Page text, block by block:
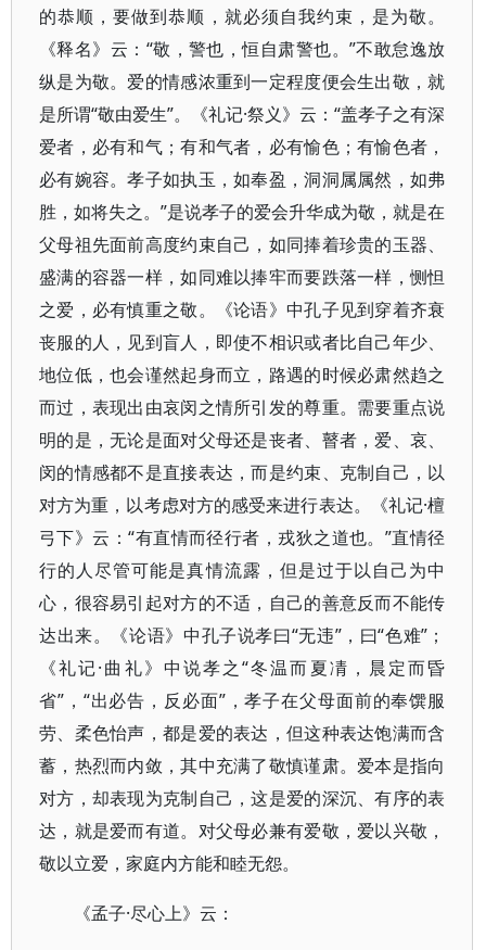
的恭顺，要做到恭顺，就必须自我约束，是为敬。
《释名》云：“敬，警也，恒自肃警也。”不敢怠逸放
纵是为敬。爱的情感浓重到一定程度便会生出敬，就
是所谓“敬由爱生”。《礼记·祭义》云：“盖孝子之有深
爱者，必有和气；有和气者，必有愉色；有愉色者，
必有婉容。孝子如执玉，如奉盈，洞洞属属然，如弗
胜，如将失之。”是说孝子的爱会升华成为敬，就是在
父母祖先面前高度约束自己，如同捧着珍贵的玉器、
盛满的容器一样，如同难以捧牢而要跌落一样，恻怛
之爱，必有慎重之敬。《论语》中孔子见到穿着齐衰
丧服的人，见到盲人，即使不相识或者比自己年少、
地位低，也会谨然起身而立，路遇的时候必肃然趋之
而过，表现出由哀闵之情所引发的尊重。需要重点说
明的是，无论是面对父母还是丧者、瞽者，爱、哀、
闵的情感都不是直接表达，而是约束、克制自己，以
对方为重，以考虑对方的感受来进行表达。《礼记·檀
弓下》云：“有直情而径行者，戎狄之道也。”直情径
行的人尽管可能是真情流露，但是过于以自己为中
心，很容易引起对方的不适，自己的善意反而不能传
达出来。《论语》中孔子说孝曰“无违”，曰“色难”；
《礼记·曲礼》中说孝之“冬温而夏凊，晨定而昏
省”，“出必告，反必面”，孝子在父母面前的奉馔服
劳、柔色怡声，都是爱的表达，但这种表达饱满而含
蓄，热烈而内敛，其中充满了敬慎谨肃。爱本是指向
对方，却表现为克制自己，这是爱的深沉、有序的表
达，就是爱而有道。对父母必兼有爱敬，爱以兴敬，
敬以立爱，家庭内方能和睦无怨。
《孟子·尽心上》云：